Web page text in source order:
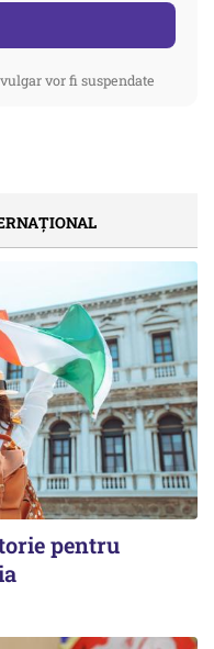
vor fi suspendate
pentru